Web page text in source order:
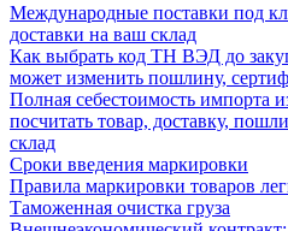
Международные поставки под
доставки на ваш склад
Как выбрать код ТН ВЭД до
может изменить пошлину,
Полная себестоимость импорта
посчитать товар, доставку,
склад
Сроки введения маркировки
Правила маркировки товаров
Таможенная очистка груза